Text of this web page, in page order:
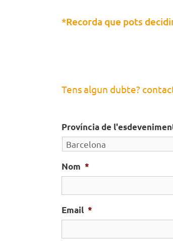
*Recorda que pots
Tens algun dubte?
Província de
Nom *
Email *